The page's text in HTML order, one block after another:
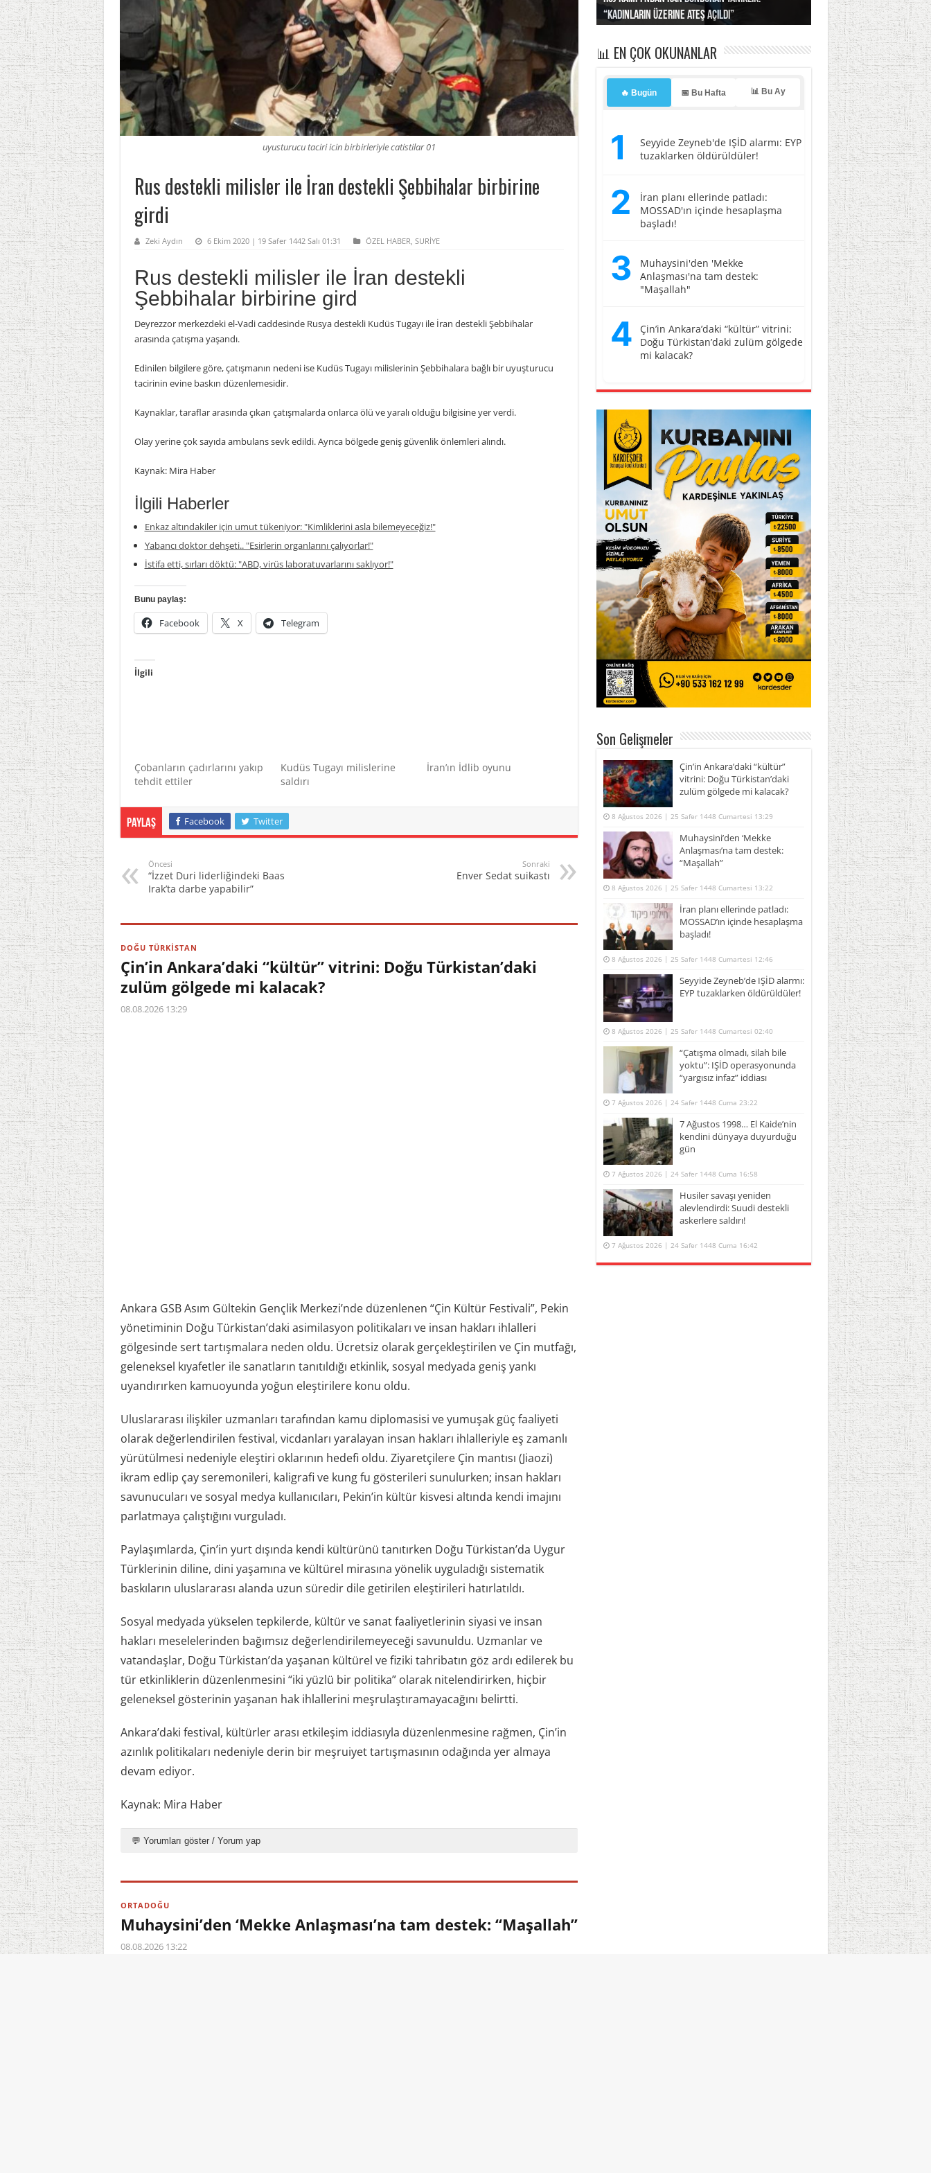
uyusturucu taciri icin birbirleriyle catistilar 01
Rus destekli milisler ile İran destekli Şebbihalar birbirine
girdi
Zeki Aydın 6 Ekim 2020 | 19 Safer 1442 Salı 01:31 ÖZEL HABER, SURİYE
Rus destekli milisler ile İran destekli
Şebbihalar birbirine gird
Deyrezzor merkezdeki el-Vadi caddesinde Rusya destekli Kudüs Tugayı ile İran destekli Şebbihalar
arasında çatışma yaşandı.
Edinilen bilgilere göre, çatışmanın nedeni ise Kudüs Tugayı milislerinin Şebbihalara bağlı bir uyuşturucu
tacirinin evine baskın düzenlemesidir.
Kaynaklar, taraflar arasında çıkan çatışmalarda onlarca ölü ve yaralı olduğu bilgisine yer verdi.
Olay yerine çok sayıda ambulans sevk edildi. Ayrıca bölgede geniş güvenlik önlemleri alındı.
Kaynak: Mira Haber
İlgili Haberler
Enkaz altındakiler için umut tükeniyor: "Kimliklerini asla bilemeyeceğiz!"
Yabancı doktor dehşeti.. "Esirlerin organlarını çalıyorlar!"
İstifa etti, sırları döktü: "ABD, virüs laboratuvarlarını saklıyor!"
Bunu paylaş:
Facebook X Telegram
İlgili
Çobanların çadırlarını yakıp
tehdit ettiler
Kudüs Tugayı milislerine
saldırı
İran’ın İdlib oyunu
Paylaş Facebook Twitter
Öncesi
“İzzet Duri liderliğindeki Baas
Irak’ta darbe yapabilir”
Sonraki
Enver Sedat suikastı
DOĞU TÜRKİSTAN
Çin’in Ankara’daki “kültür” vitrini: Doğu Türkistan’daki
zulüm gölgede mi kalacak?
08.08.2026 13:29
Ankara GSB Asım Gültekin Gençlik Merkezi’nde düzenlenen “Çin Kültür Festivali”, Pekin
yönetiminin Doğu Türkistan’daki asimilasyon politikaları ve insan hakları ihlalleri
gölgesinde sert tartışmalara neden oldu. Ücretsiz olarak gerçekleştirilen ve Çin mutfağı,
geleneksel kıyafetler ile sanatların tanıtıldığı etkinlik, sosyal medyada geniş yankı
uyandırırken kamuoyunda yoğun eleştirilere konu oldu.
Uluslararası ilişkiler uzmanları tarafından kamu diplomasisi ve yumuşak güç faaliyeti
olarak değerlendirilen festival, vicdanları yaralayan insan hakları ihlalleriyle eş zamanlı
yürütülmesi nedeniyle eleştiri oklarının hedefi oldu. Ziyaretçilere Çin mantısı (Jiaozi)
ikram edlip çay seremonileri, kaligrafi ve kung fu gösterileri sunulurken; insan hakları
savunucuları ve sosyal medya kullanıcıları, Pekin’in kültür kisvesi altında kendi imajını
parlatmaya çalıştığını vurguladı.
Paylaşımlarda, Çin’in yurt dışında kendi kültürünü tanıtırken Doğu Türkistan’da Uygur
Türklerinin diline, dini yaşamına ve kültürel mirasına yönelik uyguladığı sistematik
baskıların uluslararası alanda uzun süredir dile getirilen eleştirileri hatırlatıldı.
Sosyal medyada yükselen tepkilerde, kültür ve sanat faaliyetlerinin siyasi ve insan
hakları meselelerinden bağımsız değerlendirilemeyeceği savunuldu. Uzmanlar ve
vatandaşlar, Doğu Türkistan’da yaşanan kültürel ve fiziki tahribatın göz ardı edilerek bu
tür etkinliklerin düzenlenmesini “iki yüzlü bir politika” olarak nitelendirirken, hiçbir
geleneksel gösterinin yaşanan hak ihlallerini meşrulaştıramayacağını belirtti.
Ankara’daki festival, kültürler arası etkileşim iddiasıyla düzenlenmesine rağmen, Çin’in
azınlık politikaları nedeniyle derin bir meşruiyet tartışmasının odağında yer almaya
devam ediyor.
Kaynak: Mira Haber
💬 Yorumları göster / Yorum yap
ORTADOĞU
Muhaysini’den ‘Mekke Anlaşması’na tam destek: “Maşallah”
08.08.2026 13:22
“Kadınların üzerine ateş açıldı”
Irak’a misilleme tehdidi!
yaptı… İsrail’in “timsah” planına fren!
kayıtlar başladı
basıldı, kabus yaşatıldı!
📊 EN ÇOK OKUNANLAR
🔥 Bugün 📅 Bu Hafta 📊 Bu Ay
1
Seyyide Zeyneb'de IŞİD alarmı: EYP
tuzaklarken öldürüldüler!
2
İran planı ellerinde patladı:
MOSSAD'ın içinde hesaplaşma
başladı!
3
Muhaysini'den 'Mekke
Anlaşması'na tam destek:
"Maşallah"
4
Çin’in Ankara’daki “kültür” vitrini:
Doğu Türkistan’daki zulüm gölgede
mi kalacak?
Son Gelişmeler
Çin’in Ankara’daki “kültür”
vitrini: Doğu Türkistan’daki
zulüm gölgede mi kalacak?
8 Ağustos 2026 | 25 Safer 1448 Cumartesi 13:29
Muhaysini’den ‘Mekke
Anlaşması’na tam destek:
“Maşallah”
8 Ağustos 2026 | 25 Safer 1448 Cumartesi 13:22
İran planı ellerinde patladı:
MOSSAD’ın içinde hesaplaşma
başladı!
8 Ağustos 2026 | 25 Safer 1448 Cumartesi 12:46
Seyyide Zeyneb’de IŞİD alarmı:
EYP tuzaklarken öldürüldüler!
8 Ağustos 2026 | 25 Safer 1448 Cumartesi 02:40
“Çatışma olmadı, silah bile
yoktu”: IŞİD operasyonunda
“yargısız infaz” iddiası
7 Ağustos 2026 | 24 Safer 1448 Cuma 23:22
7 Ağustos 1998… El Kaide’nin
kendini dünyaya duyurduğu
gün
7 Ağustos 2026 | 24 Safer 1448 Cuma 16:58
Husiler savaşı yeniden
alevlendirdi: Suudi destekli
askerlere saldırı!
7 Ağustos 2026 | 24 Safer 1448 Cuma 16:42